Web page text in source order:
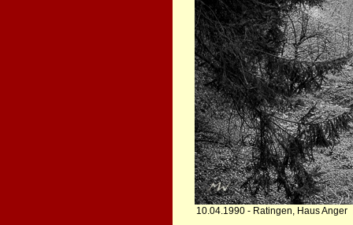
10.04.1990 - Ratingen, Haus Anger